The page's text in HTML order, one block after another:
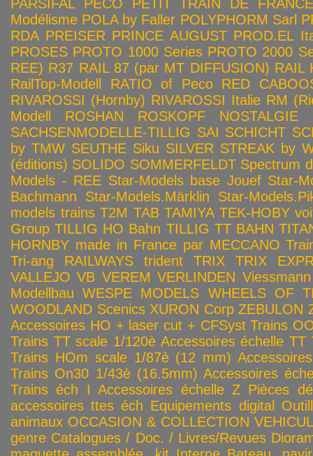
PARSIFAL
PECO
PETIT TRAIN DE FRANCE
Modélisme POLA by Faller POLYPHORM Sarl
RDA PREISER PRINCE AUGUST PROD.EL
PROSES PROTO 1000 Series PROTO 2000
REE) R37 RAIL 87 (par MT DIFFUSION) RAIL
RailTop-Modell
RATIO of Peco
RED
RIVAROSSI (Hornby) RIVAROSSI Italie RM
Modell
ROSHAN ROSKOPF NOSTALGIE
SACHSENMODELLE-TILLIG SAI SCHICHT
by TMW SEUTHE Siku SILVER STREAK by
(éditions) SOLIDO SOMMERFELDT Spectrum
Models - REE Star-Models base Jouef Star-
Bachmann
Star-Models.Märklin
Star-
models trains T2M TAB TAMIYA TEK-HOBY
Group TILLIG HO Bahn TILLIG TT BAHN
HORNBY made in France par MECCANO
Tri-ang RAILWAYS
trident TRIX
TRIX
VALLEJO VB VEREM VERLINDEN Viessmann
Modellbau WESPE MODELS WHEELS OF
WOODLAND Scenics XURON Corp ZEBULON
Accessoires HO + laser cut + CFSyst Trains
Trains TT scale 1/120è Accessoires échelle TT
Trains HOm scale 1/87è (12 mm)
Trains On30 1/43è (16.5mm) Accessoires
Trains éch I Accessoires échelle Z Pièces
accessoires ttes éch Equipements digital
animaux OCCASION & COLLECTION
genre Catalogues / Doc. / Livres/Revues